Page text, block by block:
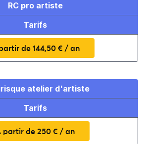
RC pro artiste
Tarifs
de 144,50 € / an
atelier d'artiste
Tarifs
partir de 250 € / an